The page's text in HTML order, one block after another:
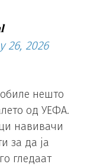
26, 2026
нешто
од УЕФА.
навивачи
за да ја
гледаат